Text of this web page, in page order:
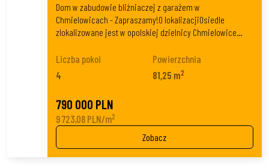
Dom w zabudowie bliźniaczej z garażem w
Chmielowicach - Zapraszamy!O lokalizacjiOsiedle
zlokalizowane jest w opolskiej dzielnicy Chmielowice…
Liczba pokoi
4
Powierzchnia
81,25 m2
790 000 PLN
9 723,08 PLN/m2
Zobacz